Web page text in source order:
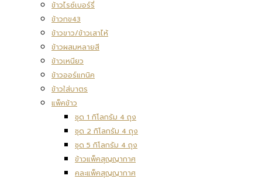
ข้าวไรซ์เบอร์รี่
ข้าวกข43
ข้าวขาว/ข้าวเสาไห้
ข้าวผสมหลายสี
ข้าวเหนียว
ข้าวออร์แกนิค
ข้าวใส่บาตร
แพ็คข้าว
ชุด 1 กิโลกรัม 4 ถุง
ชุด 2 กิโลกรัม 4 ถุง
ชุด 5 กิโลกรัม 4 ถุง
ข้าวแพ็คสุญญากาศ
คละแพ็คสุญญากาศ